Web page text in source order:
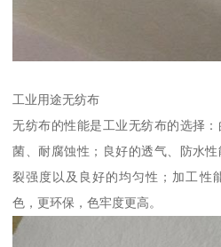
工业用途无纺布
无纺布的性能是工业无纺布的选择
菌、耐腐蚀性；良好的透气、防水
裂强度以及良好的均匀性；加工性
色，更环保，色牢度更高。